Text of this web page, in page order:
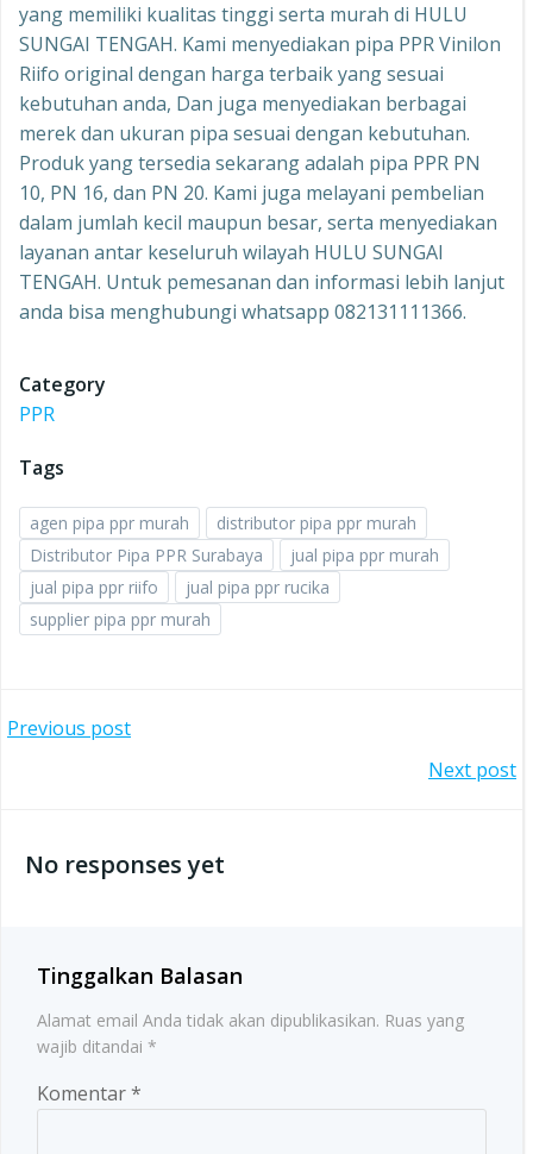
yang memiliki kualitas tinggi serta murah di HULU
SUNGAI TENGAH. Kami menyediakan pipa PPR Vinilon
Riifo original dengan harga terbaik yang sesuai
kebutuhan anda, Dan juga menyediakan berbagai
merek dan ukuran pipa sesuai dengan kebutuhan.
Produk yang tersedia sekarang adalah pipa PPR PN
10, PN 16, dan PN 20. Kami juga melayani pembelian
dalam jumlah kecil maupun besar, serta menyediakan
layanan antar keseluruh wilayah HULU SUNGAI
TENGAH. Untuk pemesanan dan informasi lebih lanjut
anda bisa menghubungi whatsapp 082131111366.
Category
PPR
Tags
agen pipa ppr murah
distributor pipa ppr murah
Distributor Pipa PPR Surabaya
jual pipa ppr murah
jual pipa ppr riifo
jual pipa ppr rucika
supplier pipa ppr murah
Post
Previous post
navigation
Next post
No responses yet
Tinggalkan Balasan
Alamat email Anda tidak akan dipublikasikan. Ruas yang
wajib ditandai *
Komentar*